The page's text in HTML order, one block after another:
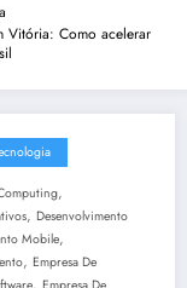
Vitória: Como acelerar
,
, Desenvolvimento
Mobile,
, Empresa De